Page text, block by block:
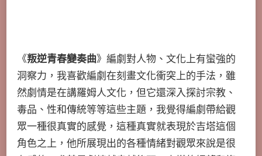
《叛逆青春變奏曲》編劇對人物、文化上有蠻強的
洞察力，我喜歡編劇在刻畫文化衝突上的手法，雖
然劇情是在講羅姆人文化，但它還深入探討宗教、
毒品、性和傳統等等這些主題，我覺得編劇帶給觀
眾一種很真實的感覺，這種真實就表現於吉塔這個
角色之上，他所展現出的各種情緒對觀眾來說是很